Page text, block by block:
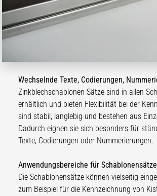
Wechselnde Texte, Codierungen,
Zinkblechschablonen-Sätze sind in allen
erhältlich und bieten Flexibilität bei der
sind stabil, langlebig und bestehen aus
Dadurch eignen sie sich besonders für
Texte, Codierungen oder Nummerierungen.
Anwendungsbereiche für Schablonensätze
Die Schablonensätze können vielseitig
zum Beispiel für die Kennzeichnung von